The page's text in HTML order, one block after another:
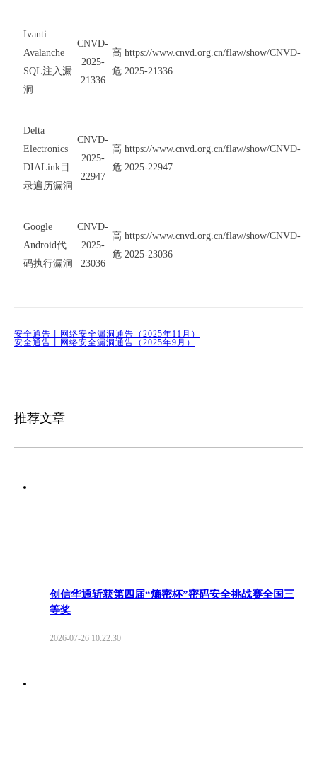
Ivanti
Avalanche
SQL注入漏
洞
CNVD-
2025-
21336
高
危
https://www.cnvd.org.cn/flaw/show/CNVD-
2025-21336
Delta
Electronics
DIALink目
录遍历漏洞
CNVD-
2025-
22947
高
危
https://www.cnvd.org.cn/flaw/show/CNVD-
2025-22947
Google
Android代
码执行漏洞
CNVD-
2025-
23036
高
危
https://www.cnvd.org.cn/flaw/show/CNVD-
2025-23036
安全通告丨网络安全漏洞通告（2025年11月）
安全通告丨网络安全漏洞通告（2025年9月）
推荐文章
创信华通斩获第四届“熵密杯”密码安全挑战赛全国三
等奖
2026-07-26 10:22:30